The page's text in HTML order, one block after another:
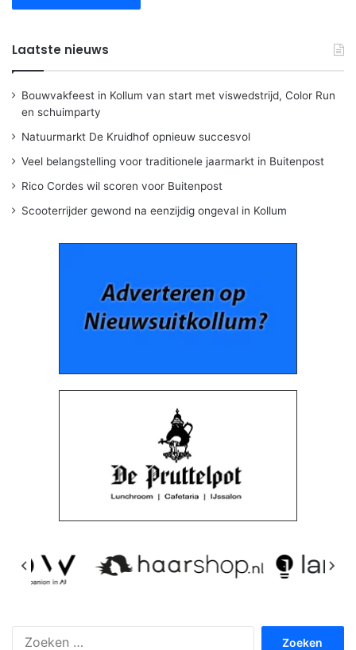
Laatste nieuws
Bouwvakfeest in Kollum van start met viswedstrijd, Color Run
en schuimparty
Natuurmarkt De Kruidhof opnieuw succesvol
Veel belangstelling voor traditionele jaarmarkt in Buitenpost
Rico Cordes wil scoren voor Buitenpost
Scooterrijder gewond na eenzijdig ongeval in Kollum